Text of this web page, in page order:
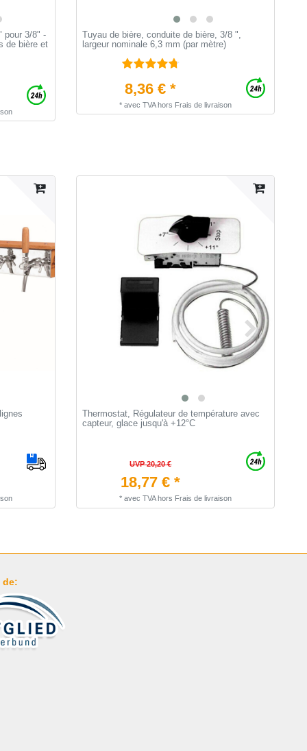
pour 3/8" -
de bière et
Tuyau de bière, conduite de bière, 3/8 ",
largeur nominale 6,3 mm (par mètre)
8,36 € *
* avec TVAhors Frais de livraison
Thermostat, Régulateur de température avec
capteur, glace jusqu'à +12°C
UVP 20,20 €
18,77 € *
* avec TVAhors Frais de livraison
de: